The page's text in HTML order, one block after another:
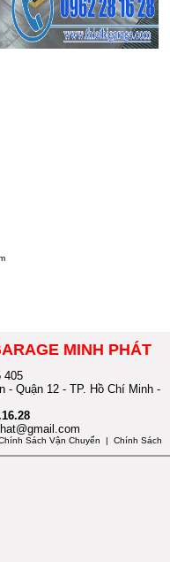
MINH PHÁT
405
Quận 12 - TP. Hồ Chí Minh -
Sách Vận Chuyển | Chính Sách